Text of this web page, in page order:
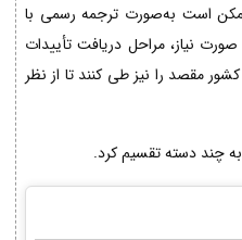
است به‌صورت ترجمه رسمی با
نیاز، مراحل دریافت تأییدات
مقصد را نیز طی کنند تا از نظر
چند دسته تقسیم کرد.